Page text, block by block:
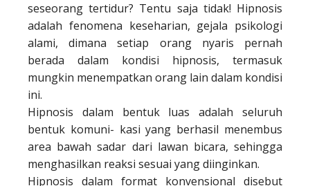
seseorang tertidur? Tentu saja tidak! Hipnosis
adalah fenomena keseharian, gejala psikologi
alami, dimana setiap orang nyaris pernah
berada dalam kondisi hipnosis, termasuk
mungkin menempatkan orang lain dalam kondisi
ini.
Hipnosis dalam bentuk luas adalah seluruh
bentuk komuni- kasi yang berhasil menembus
area bawah sadar dari lawan bicara, sehingga
menghasilkan reaksi sesuai yang diinginkan.
Hipnosis dalam format konvensional disebut